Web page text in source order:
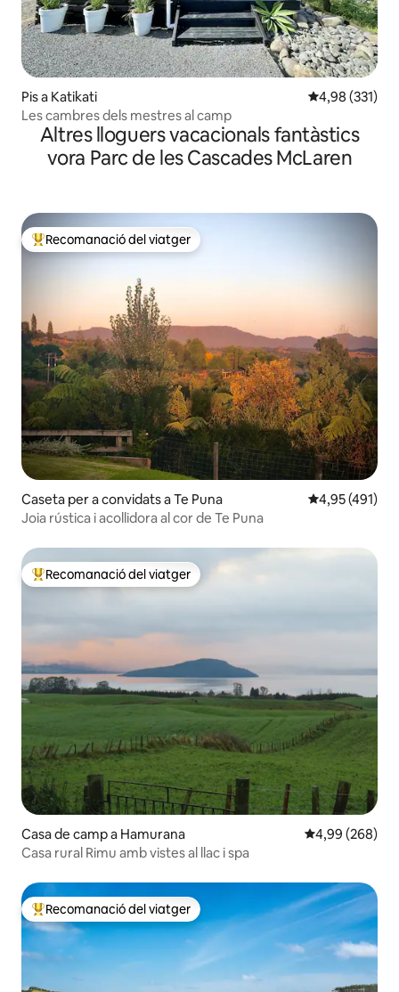
Pis a Katikati 4,98 de
4,98 (331)
Les cambres dels mestres al camp
Altres lloguers vacacionals fantàstics
vora Parc de les Cascades McLaren
Principals recomanacions dels viatgers
Recomanació del viatger
Caseta per a convidats a Te Puna 4,95 de
4,95 (491)
Joia rústica i acollidora al cor de Te Puna
Principals recomanacions dels viatgers
Recomanació del viatger
Casa de camp a Hamurana 4,99 de
4,99 (268)
Casa rural Rimu amb vistes al llac i spa
Principals recomanacions dels viatgers
Recomanació del viatger